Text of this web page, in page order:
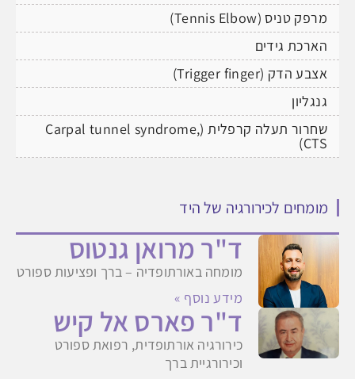
מרפק טניס (Tennis Elbow)
הארכת גידים
אצבע הדק (Trigger finger)
גנגליון
שחרור תעלה קרפלית (Carpal tunnel syndrome,
CTS)
מומחים לכירורגיה של היד
ד"ר מרואן גנטוס
מומחה באורתופדיה – ברך ופציעות ספורט
מידע נוסף »
ד"ר פארס אל קיש
כירורגיה אורתופדית, רפואת ספורט
וכירורגיית ברך